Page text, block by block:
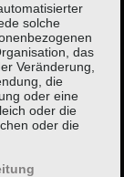
solche
das
Veränderung,
die
oder eine
oder die
oder die